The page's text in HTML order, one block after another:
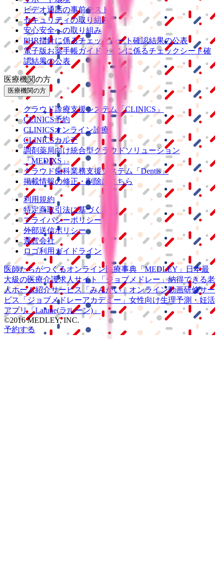
ビデオ通話の事前テスト
セキュリティの取り組み
安心安全への取り組み
PHR指針に係るチェックシート確認結果の公表
電子版お薬手帳ガイドラインに係るチェックシート確
認結果の公表
医療機関の方
医療機関の方
クラウド診療支援システム
「CLINICS」
CLINICS予約
CLINICSオンライン診療
CLINICSカルテ
調剤薬局向け統合型クラウドソリューション
「MEDIXS」
クラウド歯科業務支援システム
「Dentis」
掲載情報の修正・削除はこちら
利用規約
特定商取引法に基づく表記
プライバシーポリシー
外部送信ポリシー
運営会社
ロゴ利用ガイドライン
医師たちがつくるオンライン医療事典 「MEDLEY」
日本最
大級の医療介護求人サイト 「ジョブメドレー」納得できる老
人ホーム紹介サービス
「みんかい」 オンライン動画研修サー
ビス
「ジョブメドレーアカデミー」 女性向け生理予測・妊活
アプリ「Lalune(ラルーン)」
©2016 MEDLEY, INC.
予約する